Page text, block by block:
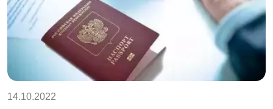
14.10.2022